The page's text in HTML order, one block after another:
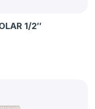
1/2″